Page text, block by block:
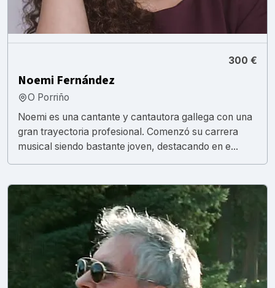
300 €
Noemi Fernández
O Porriño
Noemi es una cantante y cantautora gallega con una
gran trayectoria profesional. Comenzó su carrera
musical siendo bastante joven, destacando en e...